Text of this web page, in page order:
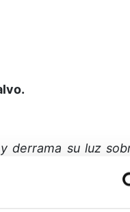
y derrama su luz
siente solo y al que
a los que creen
paz. Pues quiero